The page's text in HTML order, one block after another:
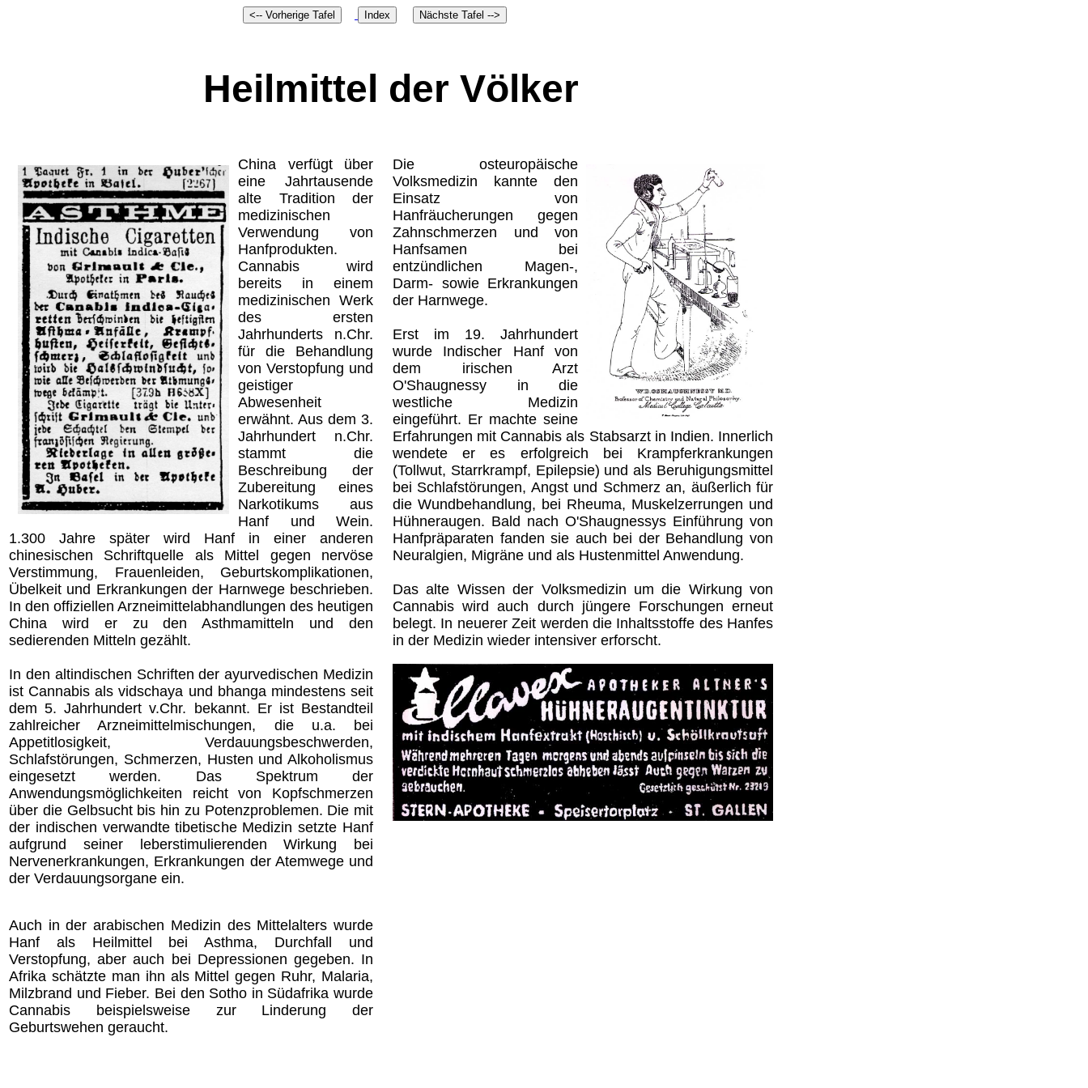
Heilmittel der Völker
China verfügt über
eine Jahrtausende
alte Tradition der
medizinischen
Verwendung von
Hanfprodukten.
Cannabis wird
bereits in einem
medizinischen Werk
des ersten
Jahrhunderts n.Chr.
für die Behandlung
von Verstopfung und
geistiger
Abwesenheit
erwähnt. Aus dem 3.
Jahrhundert n.Chr.
stammt die
Beschreibung der
Zubereitung eines
Narkotikums aus
Hanf und Wein.
1.300 Jahre später wird Hanf in einer anderen
chinesischen Schriftquelle als Mittel gegen nervöse
Verstimmung, Frauenleiden, Geburtskomplikationen,
Übelkeit und Erkrankungen der Harnwege beschrieben.
In den offiziellen Arzneimittelabhandlungen des heutigen
China wird er zu den Asthmamitteln und den
sedierenden Mitteln gezählt.
In den altindischen Schriften der ayurvedischen Medizin
ist Cannabis als vidschaya und bhanga mindestens seit
dem 5. Jahrhundert v.Chr. bekannt. Er ist Bestandteil
zahlreicher Arzneimittelmischungen, die u.a. bei
Appetitlosigkeit, Verdauungsbeschwerden,
Schlafstörungen, Schmerzen, Husten und Alkoholismus
eingesetzt werden. Das Spektrum der
Anwendungsmöglichkeiten reicht von Kopfschmerzen
über die Gelbsucht bis hin zu Potenzproblemen. Die mit
der indischen verwandte tibetische Medizin setzte Hanf
aufgrund seiner leberstimulierenden Wirkung bei
Nervenerkrankungen, Erkrankungen der Atemwege und
der Verdauungsorgane ein.
Auch in der arabischen Medizin des Mittelalters wurde
Hanf als Heilmittel bei Asthma, Durchfall und
Verstopfung, aber auch bei Depressionen gegeben. In
Afrika schätzte man ihn als Mittel gegen Ruhr, Malaria,
Milzbrand und Fieber. Bei den Sotho in Südafrika wurde
Cannabis beispielsweise zur Linderung der
Geburtswehen geraucht.
Die osteuropäische
Volksmedizin kannte den
Einsatz von
Hanfräucherungen gegen
Zahnschmerzen und von
Hanfsamen bei
entzündlichen Magen-,
Darm- sowie Erkrankungen
der Harnwege.
Erst im 19. Jahrhundert
wurde Indischer Hanf von
dem irischen Arzt
O'Shaugnessy in die
westliche Medizin
eingeführt. Er machte seine
Erfahrungen mit Cannabis als Stabsarzt in Indien. Innerlich
wendete er es erfolgreich bei Krampferkrankungen
(Tollwut, Starrkrampf, Epilepsie) und als Beruhigungsmittel
bei Schlafstörungen, Angst und Schmerz an, äußerlich für
die Wundbehandlung, bei Rheuma, Muskelzerrungen und
Hühneraugen. Bald nach O'Shaugnessys Einführung von
Hanfpräparaten fanden sie auch bei der Behandlung von
Neuralgien, Migräne und als Hustenmittel Anwendung.
Das alte Wissen der Volksmedizin um die Wirkung von
Cannabis wird auch durch jüngere Forschungen erneut
belegt. In neuerer Zeit werden die Inhaltsstoffe des Hanfes
in der Medizin wieder intensiver erforscht.